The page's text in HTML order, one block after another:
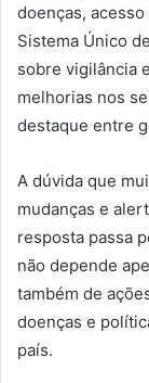
doenças,
Sistema Único
sobre vigilância
melhorias nos
destaque entre
A dúvida que
mudanças e
resposta passa
não depende
também de
doenças e
país.